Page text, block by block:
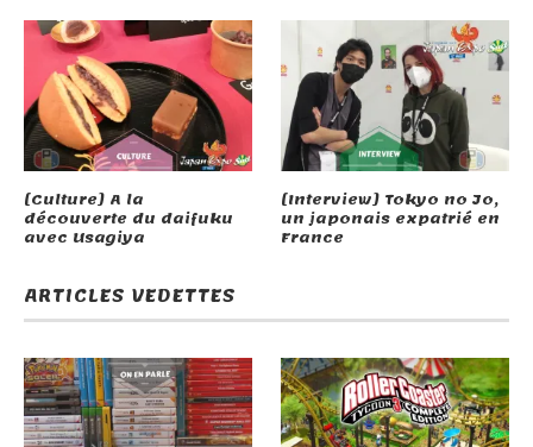
[Culture] A la
découverte du daifuku
avec Usagiya
[Interview] Tokyo no Jo,
un japonais expatrié en
France
ARTICLES VEDETTES